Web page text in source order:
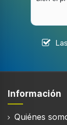
57 cm
Color del
Información
Quiénes